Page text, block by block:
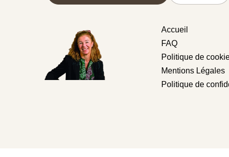
Accueil
FAQ
Politique de
Mentions Légales
Politique de